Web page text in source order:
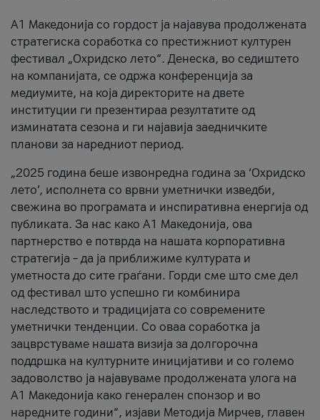
A1 Македонија со гордост ја најавува продолжената
стратегиска соработка со престижниот културен
фестивал „Охридско лето“. Денеска, во седиштето
на компанијата, се одржа конференција за
медиумите, на која директорите на двете
институции ги презентираа резултатите од
изминатата сезона и ги најавија заедничките
планови за наредниот период.
„2025 година беше извонредна година за ‘Охридско
лето’, исполнета со врвни уметнички изведби,
свежина во програмата и инспиративна енергија од
публиката. За нас како A1 Македонија, ова
партнерство е потврда на нашата корпоративна
стратегија – да ја приближиме културата и
уметноста до сите граѓани. Горди сме што сме дел
од фестивал што успешно ги комбинира
наследството и традицијата со современите
уметнички тенденции. Со оваа соработка ја
зацврстуваме нашата визија за долгорочна
поддршка на културните иницијативи и со големо
задоволство ја најавуваме продолжената улога на
A1 Македонија како генерален спонзор и во
наредните години“, изјави Методија Мирчев, главен